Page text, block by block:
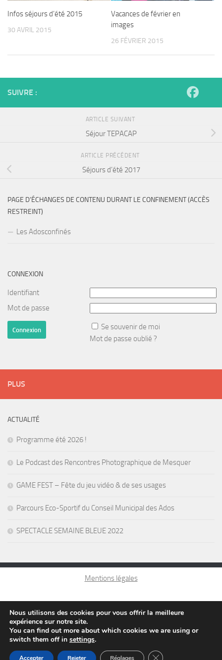
Infos séjours d’été 2015
30 AVRIL 2015
Vacances de février en
images
26 FÉVRIER 2015
SUIVRE :
ARTICLE SUIVANT
Séjour TEPACAP
ARTICLE PRÉCÉDENT
Séjours d’été 2017
PAGE D’ÉCHANGES DE CONTENU DURANT LE CONFINEMENT (ACCÈS
RESTREINT)
Les Adosconfinés
CONNEXION
Identifiant
Mot de passe
Se souvenir de moi
Mot de passe oublié ?
PLUS
ACTUALITÉ
Programme été 2026 !
Le Podcast des Rencontres Photographique de Mesquer
GAME FEST – Fête du jeu vidéo & de ses usages
Parcours Eco-Sportif du Conseil Municipal des Ados
SPECTACLE SEMAINE BLEUE 2022
Mentions légales
Nous utilisons des cookies pour vous offrir la meilleure
expérience sur notre site.
You can find out more about which cookies we are using or
switch them off in settings.
Accepter Rejeter Réglages Fermer la bannière